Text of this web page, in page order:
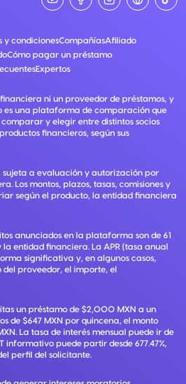
y condicionesCompañíasAfiliado
Cómo pagar un préstamo
Expertos
ni un proveedor de préstamos, y
es una plataforma de comparación que
y elegir entre distintos socios
financieros, según sus
a evaluación y autorización por
Los montos, plazos, tasas, comisiones y
según el producto, la entidad financiera
anunciados en la plataforma son de 61
entidad financiera. La APR (tasa anual
significativa y, en algunos casos,
proveedor, el importe, el
un préstamo de $2,000 MXN a un
de $647 MXN por quincena, el monto
La tasa de interés mensual puede ir de
informativo puede partir desde 677.47%,
perfil del solicitante.